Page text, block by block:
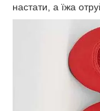
настати, а їжа